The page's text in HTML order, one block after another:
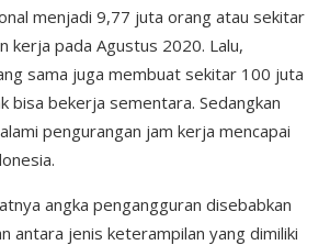
menjadi 9,77 juta orang atau sekitar
kerja pada Agustus 2020. Lalu,
sama juga membuat sekitar 100 juta
bisa bekerja sementara. Sedangkan
pengurangan jam kerja mencapai
angka pengangguran disebabkan
antara jenis keterampilan yang dimiliki